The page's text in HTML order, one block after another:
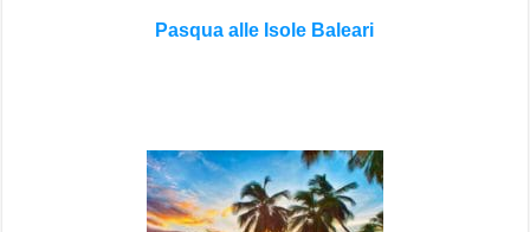
Pasqua alle Isole Baleari